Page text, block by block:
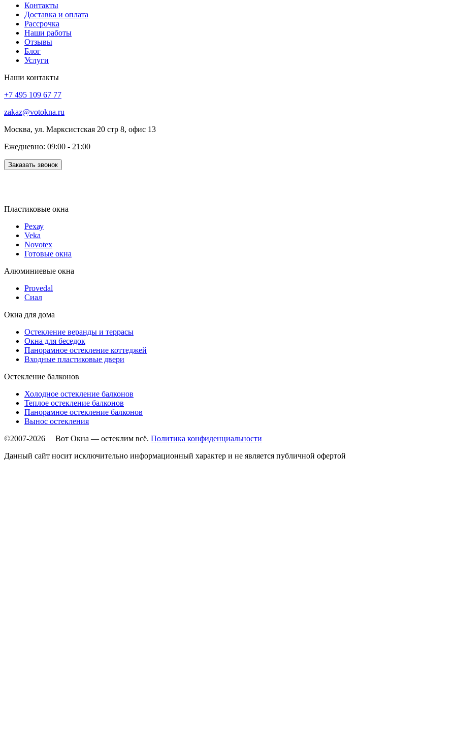
Контакты
Доставка и оплата
Рассрочка
Наши работы
Отзывы
Блог
Услуги
Наши контакты
+7 495 109 67 77
zakaz@votokna.ru
Москва, ул. Марксистская 20 стр 8, офис 13
Ежедневно: 09:00 - 21:00
Заказать звонок
Пластиковые окна
Рехау
Veka
Novotex
Готовые окна
Алюминиевые окна
Provedal
Сиал
Окна для дома
Остекление веранды и террасы
Окна для беседок
Панорамное остекление коттеджей
Входные пластиковые двери
Остекление балконов
Холодное остекление балконов
Теплое остекление балконов
Панорамное остекление балконов
Вынос остекления
©2007-2026 Вот Окна — остеклим всё. Политика конфиденциальности
Данный сайт носит исключительно информационный характер и не является публичной офертой